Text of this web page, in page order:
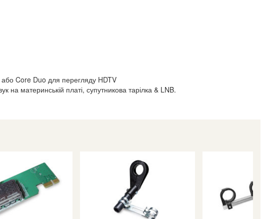
Core Duo для перегляду HDTV
на материнській платі, супутникова тарілка & LNB.